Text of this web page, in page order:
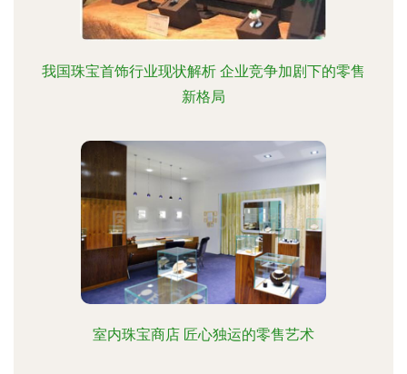
我国珠宝首饰行业现状解析 企业竞争加剧下的零售
新格局
室内珠宝商店 匠心独运的零售艺术